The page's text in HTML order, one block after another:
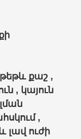
թեթև քաշ ,
, կայուն
,
լավ ուժի